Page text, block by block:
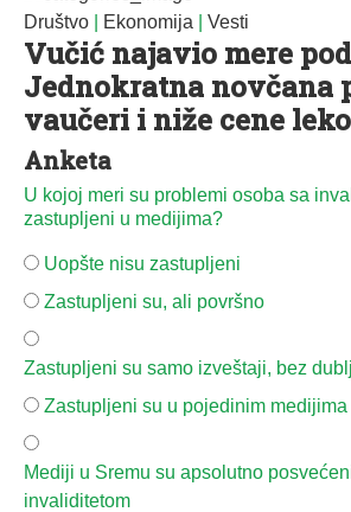
Društvo Ekonomija Vesti
Vučić najavio mere
Jednokratna novčana
vaučeri i niže cene
Anketa
U kojoj meri su problemi osoba sa
zastupljeni u medijima?
Uopšte nisu zastupljeni
Zastupljeni su, ali površno
Zastupljeni su samo izveštaji, bez
Zastupljeni su u pojedinim medijima
Mediji u Sremu su apsolutno
invaliditetom